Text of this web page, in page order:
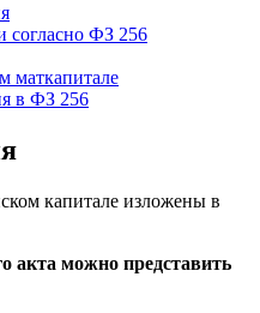
согласно ФЗ 256
маткапитале
в ФЗ 256
капитале изложены в
акта можно представить